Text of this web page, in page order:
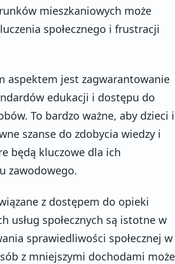
mieszkaniowych może
społecznego i frustracji
aspektem jest zagwarantowanie
edukacji i dostępu do
To bardzo ważne, aby dzieci i
szanse do zdobycia wiedzy i
będą kluczowe dla ich
zawodowego.
z dostępem do opieki
usług społecznych są istotne w
sprawiedliwości społecznej w
z mniejszymi dochodami może